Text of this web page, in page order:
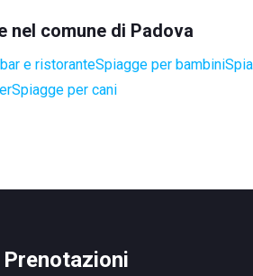
nel comune di Padova
e ristoranteSpiagge per bambini
Spiagge per cani
Prenotazioni